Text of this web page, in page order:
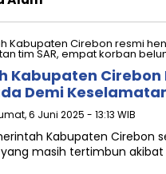
Kabupaten
Demi
6 Juni 2025 - 13:13 WIB
Kabupaten
masih tertimbun